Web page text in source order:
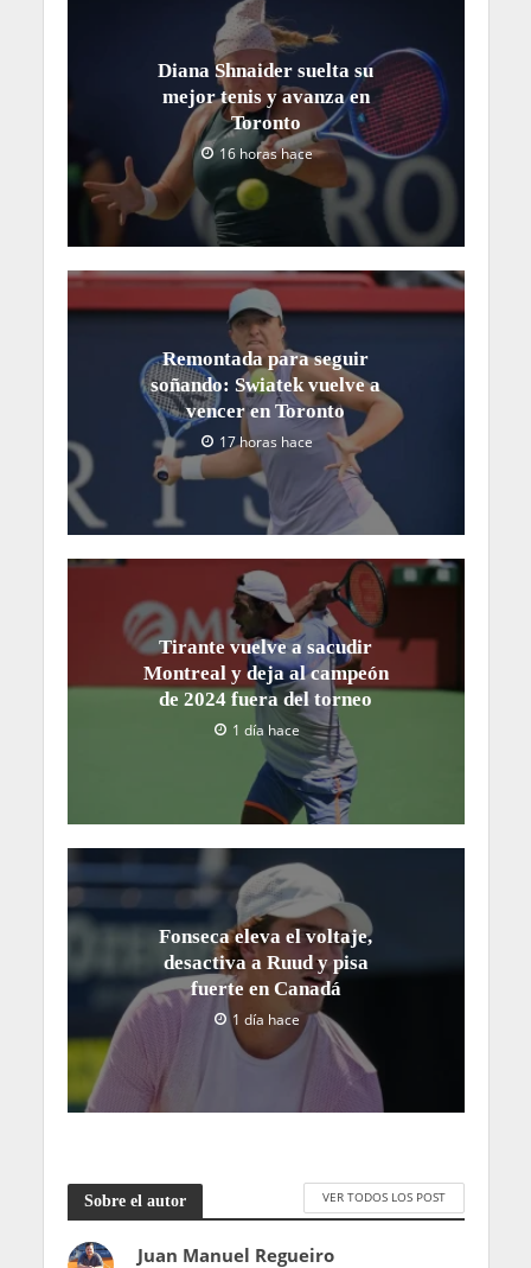
Diana Shnaider suelta su
mejor tenis y avanza en
Toronto
16 horas hace
Remontada para seguir
soñando: Swiatek vuelve a
vencer en Toronto
17 horas hace
Tirante vuelve a sacudir
Montreal y deja al campeón
de 2024 fuera del torneo
1 día hace
Fonseca eleva el voltaje,
desactiva a Ruud y pisa
fuerte en Canadá
1 día hace
Sobre el autor VER TODOS LOS POST
Juan Manuel Regueiro